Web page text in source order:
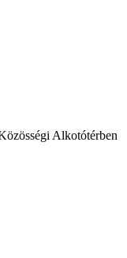
Alkotótérben